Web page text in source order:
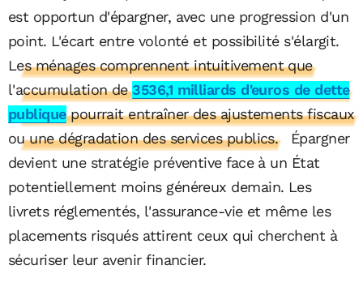
est opportun d'épargner, avec une progression d'un
point. L'écart entre volonté et possibilité s'élargit.
Les ménages comprennent intuitivement que
l'accumulation de3536,1 milliards d'euros de dette
publiquepourrait entraîner des ajustements fiscaux
ou une dégradation des services publics.
Épargner
devient une stratégie préventive face à un État
potentiellement moins généreux demain. Les
livrets réglementés, l'assurance-vie et même les
placements risqués attirent ceux qui cherchent à
sécuriser leur avenir financier.